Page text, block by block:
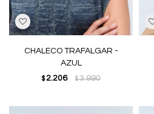
CHALECO TRAFALGAR -
AZUL
$ 2.206 $3.990